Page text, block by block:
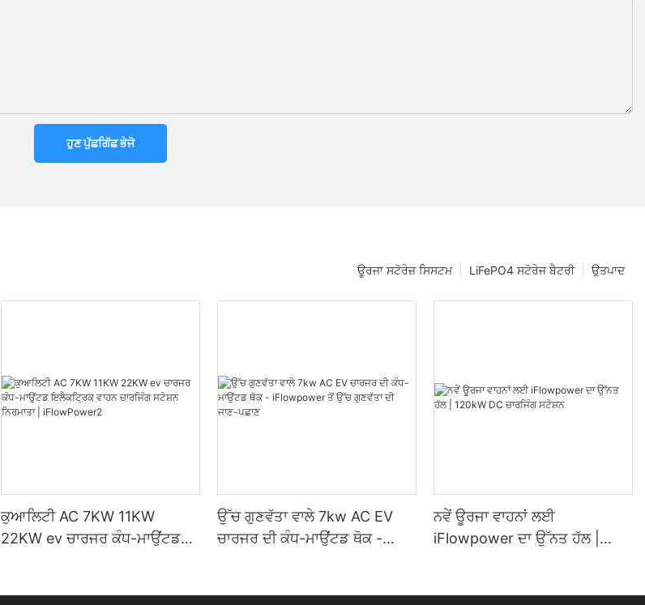
ਹੁਣ ਪੁੱਛਗਿੱਛ ਭੇਜੋ
ਉਤਪਾਦ
LiFePO4 ਸਟੋਰੇਜ ਬੈਟਰੀ
ਊਰਜਾ ਸਟੋਰੇਜ਼ ਸਿਸਟਮ
ਕੁਆਲਿਟੀ AC 7KW 11KW
22KW ev ਚਾਰਜਰ ਕੰਧ-ਮਾਉਂਟਡ
ਉੱਚ ਗੁਣਵੱਤਾ ਵਾਲੇ 7kw AC EV
ਚਾਰਜਰ ਦੀ ਕੰਧ-ਮਾਉਂਟਡ ਥੋਕ -
ਨਵੇਂ ਊਰਜਾ ਵਾਹਨਾਂ ਲਈ
iFlowpower ਦਾ ਉੱਨਤ ਹੱਲ |